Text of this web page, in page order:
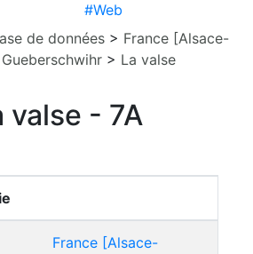
#Web
de données > France [Alsace-
> La valse
valse - 7A
France [Alsace-